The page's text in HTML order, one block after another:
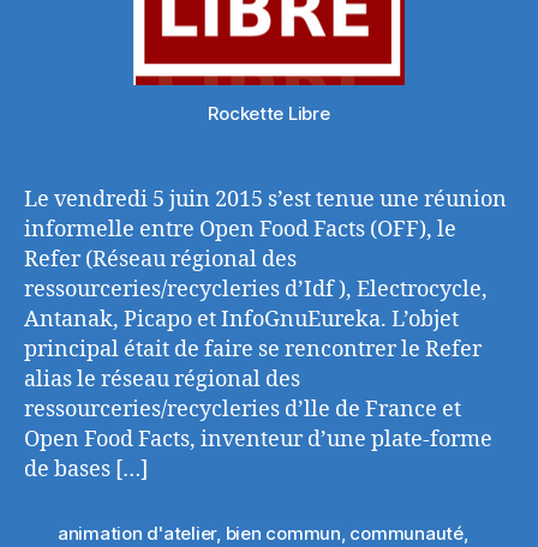
Rockette Libre
Le vendredi 5 juin 2015 s’est tenue une réunion
informelle entre Open Food Facts (OFF), le
Refer (Réseau régional des
ressourceries/recycleries d’Idf ), Electrocycle,
Antanak, Picapo et InfoGnuEureka. L’objet
principal était de faire se rencontrer le Refer
alias le réseau régional des
ressourceries/recycleries d’lle de France et
Open Food Facts, inventeur d’une plate-forme
de bases […]
animation d'atelier, bien commun, communauté,